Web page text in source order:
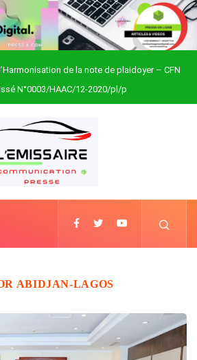
de la note de plaidoyer – CFN
Togo
N°0003/HAAC/12-2020/pl/p
ABIDJAN-LAGOS